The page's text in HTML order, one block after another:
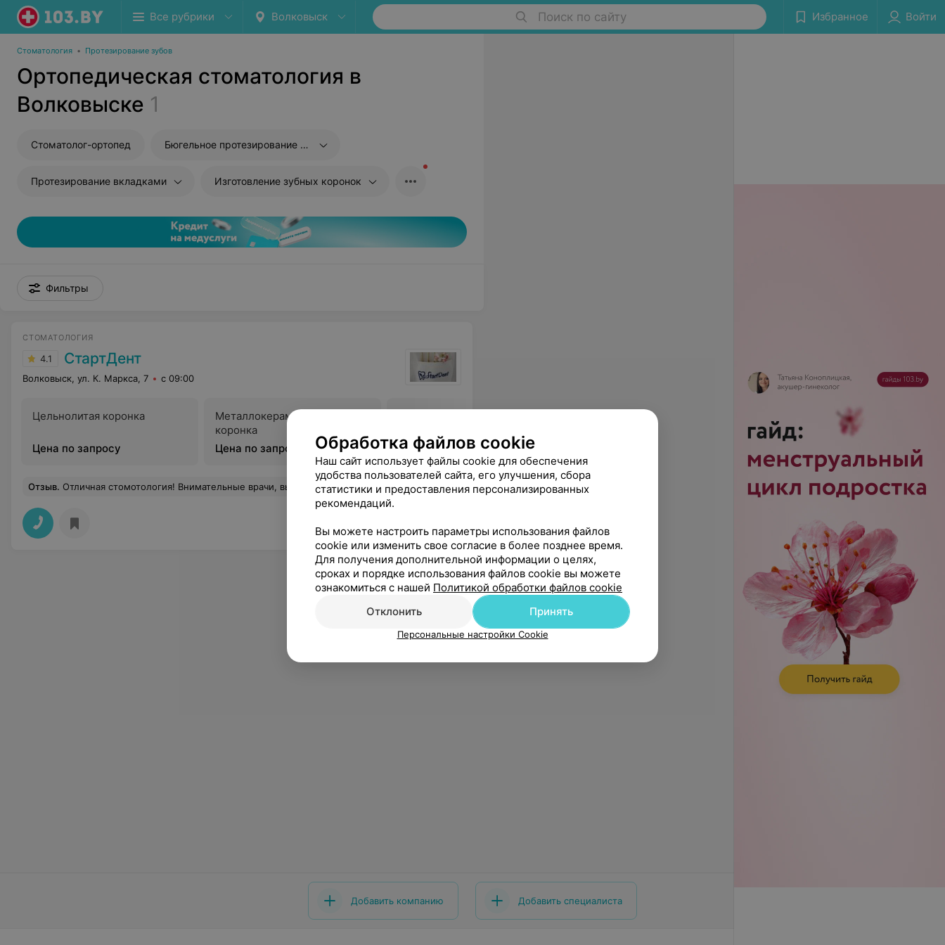
Все рубрики Волковыск Поиск по сайту Избранное Войти
Стоматология • Протезирование зубов
Ортопедическая стоматология в
Волковыске 1
Стоматолог-ортопед Бюгельное протезирование зубов
Протезирование вкладками Изготовление зубных коронок
Фильтры
СТОМАТОЛОГИЯ
4.1 СтартДент
Волковыск, ул. К. Маркса, 7 с 09:00
Цельнолитая коронка
Цена по запросу
Металлокерамическая
коронка
Цена по запросу
Цена по запросу
Временная (пластмассовая)
Съемный протез
Отзыв. Отличная стомотология! Внимательные врачи, высокое качество, комфорт и никакого стресса. Спасибо большое Вашей стомотологии. Теперь лечить зубы буду только у Вас! Еще
Добавить компанию Добавить специалиста
Обработка файлов cookie
Наш сайт использует файлы cookie для обеспечения
удобства пользователей сайта, его улучшения, сбора
статистики и предоставления персонализированных
рекомендаций.
Вы можете настроить параметры использования файлов
cookie или изменить свое согласие в более позднее время.
Для получения дополнительной информации о целях,
сроках и порядке использования файлов cookie вы можете
ознакомиться с нашей Политикой обработки файлов cookie
Отклонить
Принять
Персональные настройки Cookie